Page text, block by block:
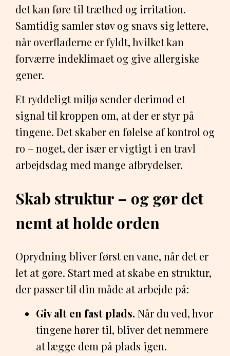
det kan føre til træthed og irritation.
Samtidig samler støv og snavs sig lettere,
når overfladerne er fyldt, hvilket kan
forværre indeklimaet og give allergiske
gener.
Et ryddeligt miljø sender derimod et
signal til kroppen om, at der er styr på
tingene. Det skaber en følelse af kontrol og
ro – noget, der især er vigtigt i en travl
arbejdsdag med mange afbrydelser.
Skab struktur – og gør det
nemt at holde orden
Oprydning bliver først en vane, når det er
let at gøre. Start med at skabe en struktur,
der passer til din måde at arbejde på:
Giv alt en fast plads. Når du ved, hvor
tingene hører til, bliver det nemmere
at lægge dem på plads igen.